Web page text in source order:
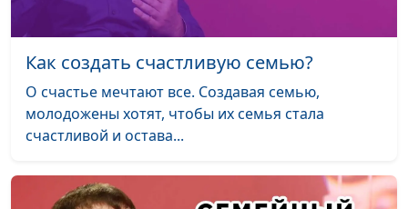
Как стать абьюзером
Мария Мараханова,
Александр Сахаров,
священнослужитель,
семейным
взаимоотношениям
Как создать счастливую семью?
О счастье мечтают все. Создавая семью,
молодожены хотят, чтобы их семья стала
счастливой и остава...